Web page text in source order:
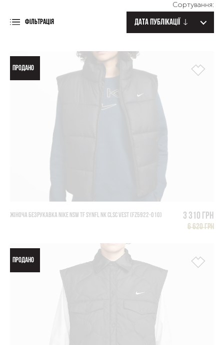
ФІЛЬТРАЦІЯ
Сортування:
Дата публікації
ПРОДАНО
ЖІНОЧА БЕЗРУКАВКА NIKE NSW TF SYNFL NK CLSC VEST (FZ5922-010) 3 310 грн
6 620 грн
ПРОДАНО